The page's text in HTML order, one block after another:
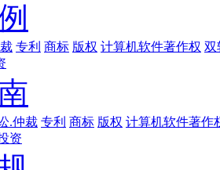
专利 商标 版权 计算机软件著作权 双
.仲裁 专利 商标 版权 计算机软件著作
资